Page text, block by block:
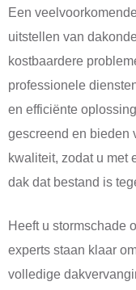
Een
uitstellen van
kostbaardere
professionele
en efficiënte
gescreend en bieden
kwaliteit, zodat u met
dak dat bestand is
Heeft u stormschade
experts staan klaar
volledige